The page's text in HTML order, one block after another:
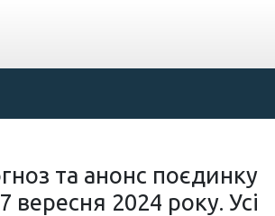
та анонс поєдинку
вересня 2024 року. Усі